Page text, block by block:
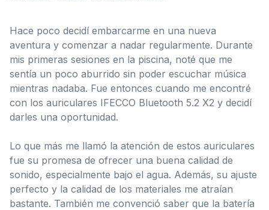
Hace poco decidí embarcarme en una nueva
aventura y comenzar a nadar regularmente. Durante
mis primeras sesiones en la piscina, noté que me
sentía un poco aburrido sin poder escuchar música
mientras nadaba. Fue entonces cuando me encontré
con los auriculares IFECCO Bluetooth 5.2 X2 y decidí
darles una oportunidad.
Lo que más me llamó la atención de estos auriculares
fue su promesa de ofrecer una buena calidad de
sonido, especialmente bajo el agua. Además, su ajuste
perfecto y la calidad de los materiales me atraían
bastante. También me convenció saber que la batería